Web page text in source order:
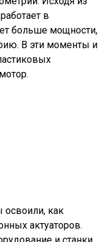
в
больше мощности,
В эти моменты и
освоили, как
актуаторов.